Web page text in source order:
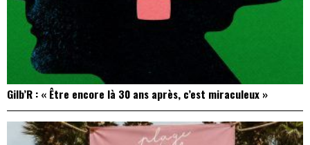
Gilb’R : « Être encore là 30 ans après, c’est miraculeux »